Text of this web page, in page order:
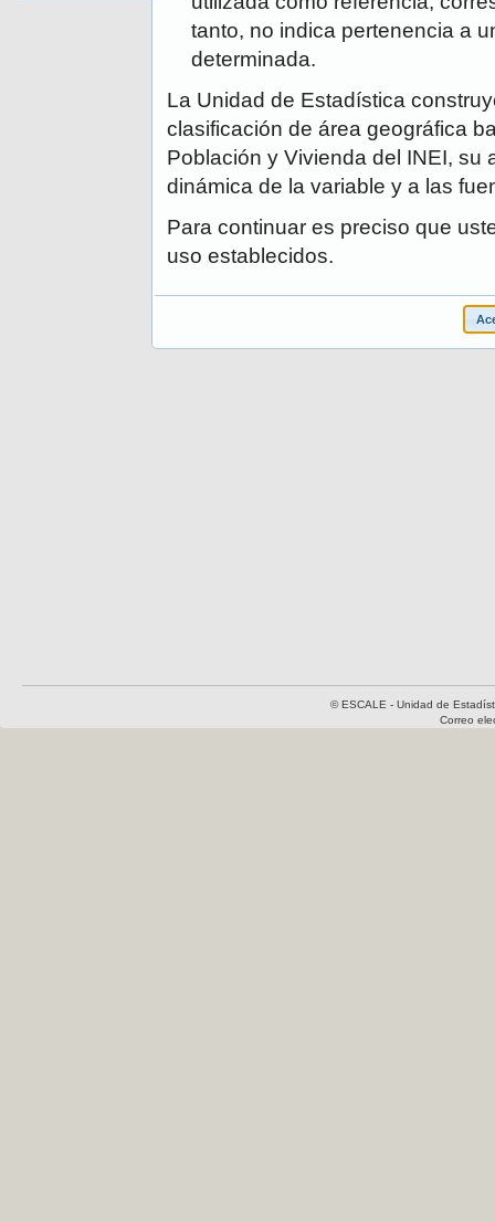
© ESCALE - Unidad de
Correo
tanto, no indica pertenencia a
determinada.
La Unidad de Estadística
clasificación de área geográfica
Población y Vivienda del INEI, su
dinámica de la variable y a las
Para continuar es preciso que
uso establecidos.